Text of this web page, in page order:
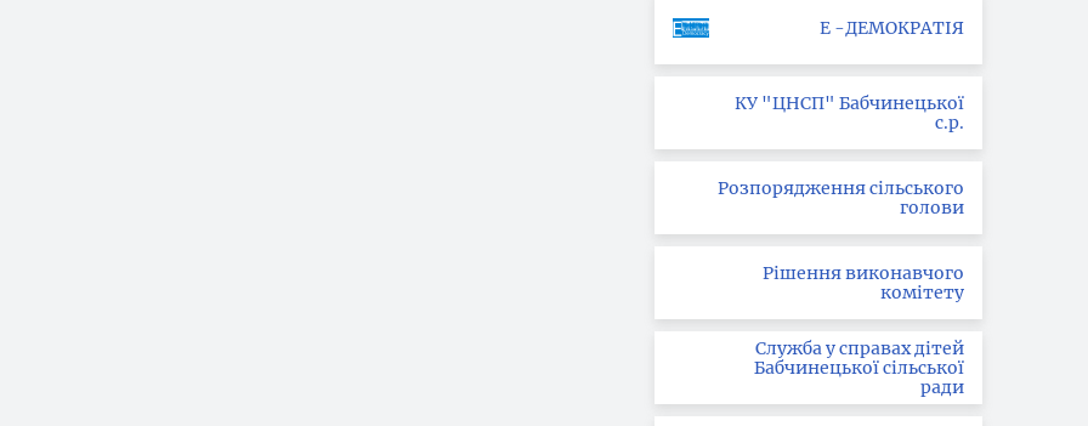
Е -ДЕМОКРАТІЯ
КУ "ЦНСП" Бабчинецької
с.р.
Розпорядження сільського
голови
Рішення виконавчого
комітету
Служба у справах дітей
Бабчинецької сільської
ради